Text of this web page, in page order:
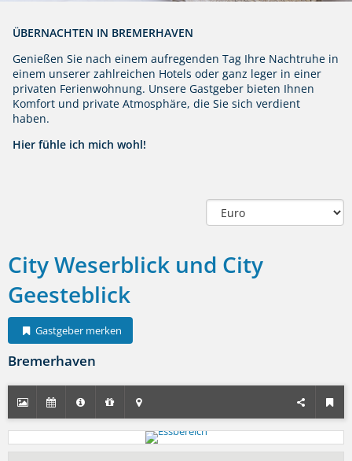
ÜBERNACHTEN IN BREMERHAVEN
Genießen Sie nach einem aufregenden Tag Ihre Nachtruhe in
einem unserer zahlreichen Hotels oder ganz leger in einer
privaten Ferienwohnung. Unsere Gastgeber bieten Ihnen
Komfort und private Atmosphäre, die Sie sich verdient
haben.
Hier fühle ich mich wohl!
City Weserblick und City
Geesteblick
Gastgeber merken
Bremerhaven